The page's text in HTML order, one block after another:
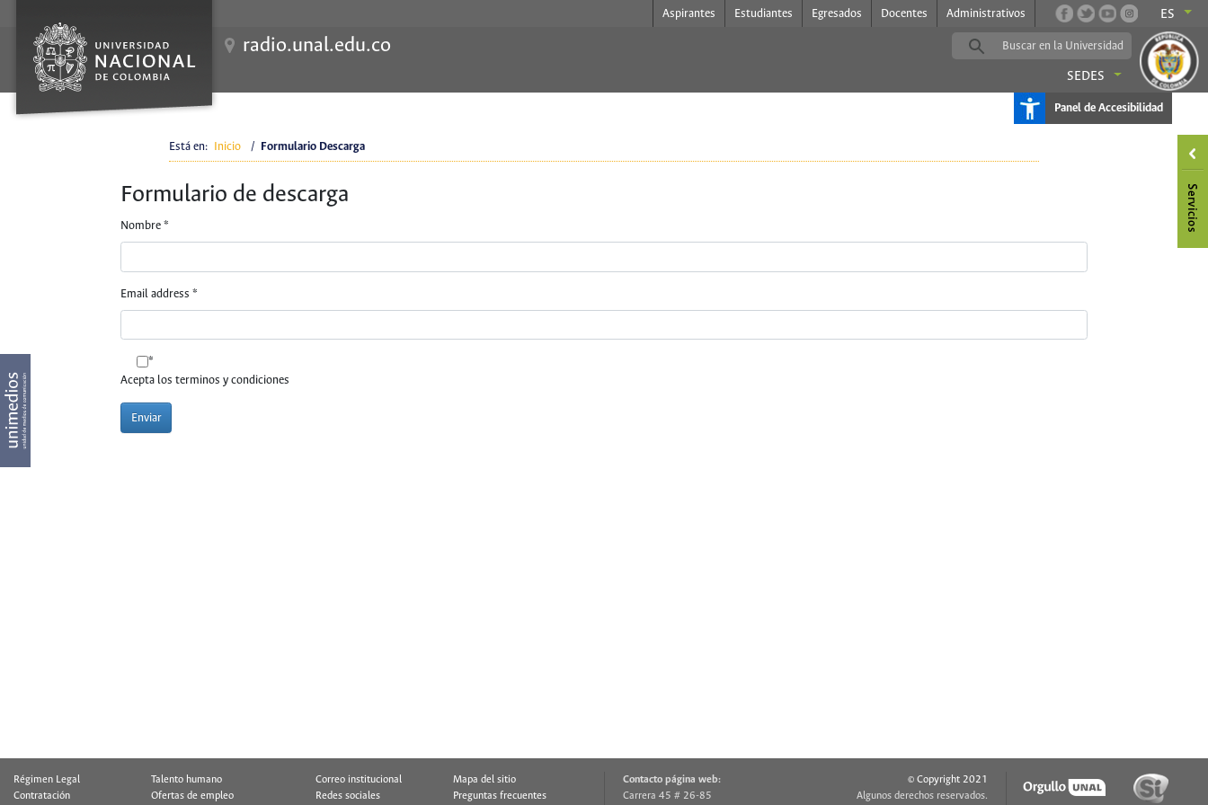
Aspirantes Estudiantes Egresados Docentes Administrativos ES
radio.unal.edu.co
SEDES
Panel de Accesibilidad
Está en: Inicio / Formulario Descarga
Formulario de descarga
Nombre*
Email address*
*
Acepta los terminos y condiciones
Enviar
Régimen Legal
Talento humano
Contratación
Ofertas de empleo
Correo institucional
Mapa del sitio
Redes sociales
Preguntas frecuentes
Contacto página web:
Carrera 45 # 26-85
© Copyright 2021
Algunos derechos reservados.